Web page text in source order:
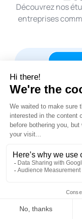
Découvrez nos
entreprises
pension